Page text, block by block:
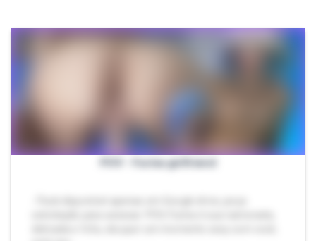
POV - Furina girlfriend